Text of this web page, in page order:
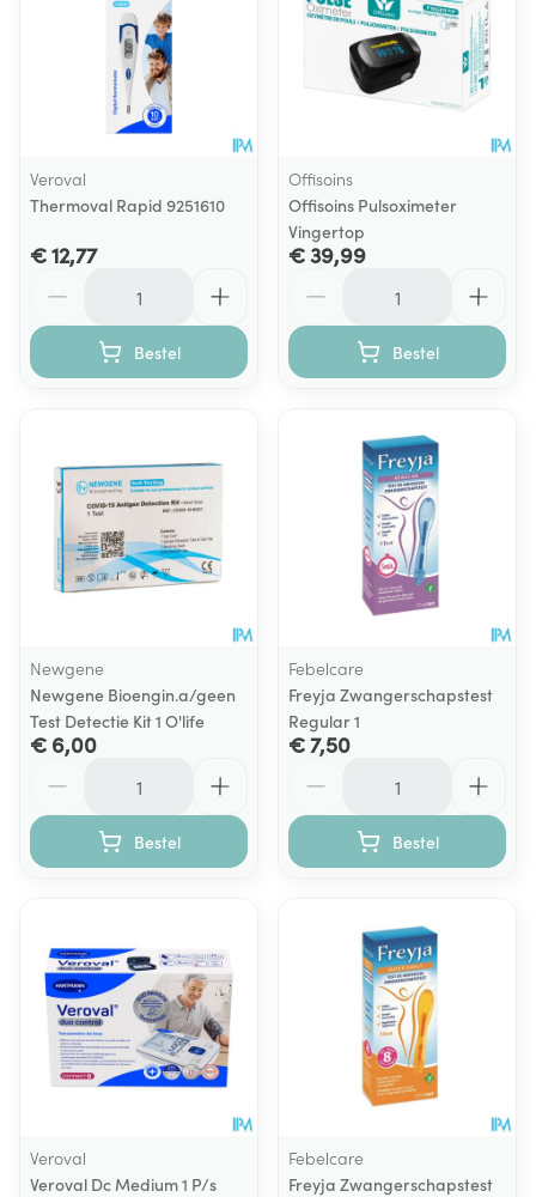
Veroval
Thermoval Rapid 9251610
€ 12,77
Bestel
Offisoins
Offisoins Pulsoximeter
Vingertop
€ 39,99
Bestel
Newgene
Newgene Bioengin.a/geen
Test Detectie Kit 1 O'life
€ 6,00
Bestel
Febelcare
Freyja Zwangerschapstest
Regular 1
€ 7,50
Bestel
Veroval
Veroval Dc Medium 1 P/s
Febelcare
Freyja Zwangerschapstest